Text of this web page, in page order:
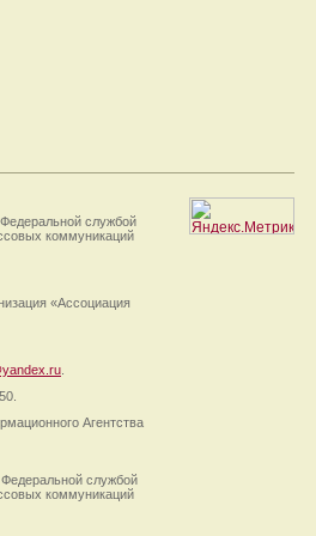
службой
коммуникаций
«Ассоциация
Агентства
службой
коммуникаций